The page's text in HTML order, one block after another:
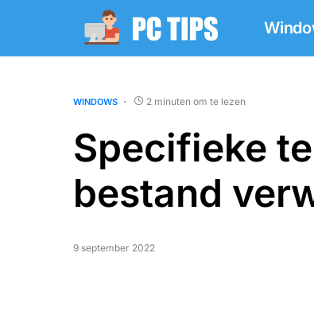
WINDOWS 2 minuten om te lezen
Specifieke
bestand
9 september 2022